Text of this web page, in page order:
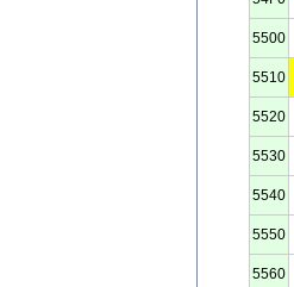
5500
5510
5520
5530
5540
5550
5560